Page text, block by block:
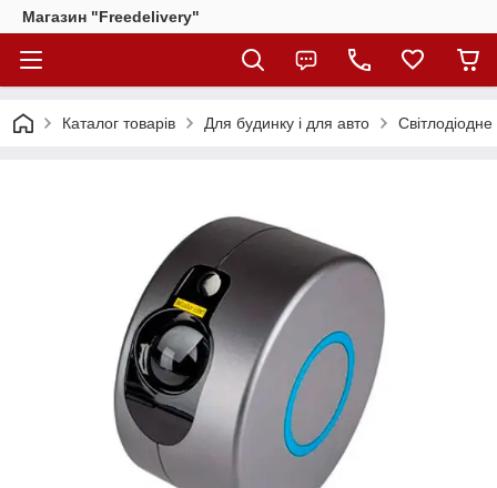
Магазин "Freedelivery"
Каталог товарів Для будинку і для авто